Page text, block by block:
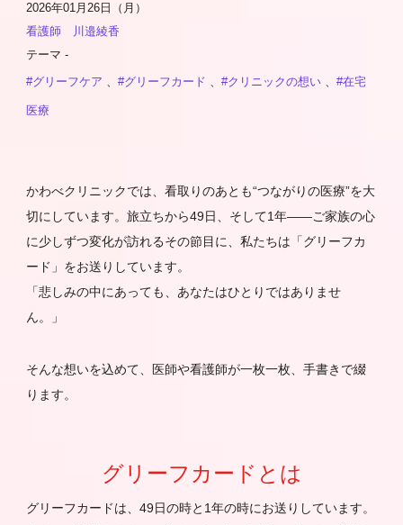
2026年01月26日（月）
看護師 川邉綾香
テーマ -
#グリーフケア 、 #グリーフカード 、 #クリニックの想い 、 #在宅
医療
かわべクリニックでは、看取りのあとも“つながりの医療”を大
切にしています。旅立ちから49日、そして1年――ご家族の心
に少しずつ変化が訪れるその節目に、私たちは「グリーフカ
ード」をお送りしています。
「悲しみの中にあっても、あなたはひとりではありませ
ん。」
そんな想いを込めて、医師や看護師が一枚一枚、手書きで綴
ります。
グリーフカードとは
グリーフカードは、49日の時と1年の時にお送りしています。